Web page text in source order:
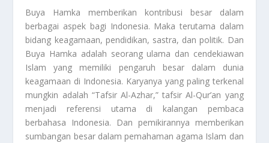
Buya Hamka memberikan kontribusi besar dalam
berbagai aspek bagi Indonesia. Maka terutama dalam
bidang keagamaan, pendidikan, sastra, dan politik. Dan
Buya Hamka adalah seorang ulama dan cendekiawan
Islam yang memiliki pengaruh besar dalam dunia
keagamaan di Indonesia. Karyanya yang paling terkenal
mungkin adalah “Tafsir Al-Azhar,” tafsir Al-Qur’an yang
menjadi referensi utama di kalangan pembaca
berbahasa Indonesia. Dan pemikirannya memberikan
sumbangan besar dalam pemahaman agama Islam dan